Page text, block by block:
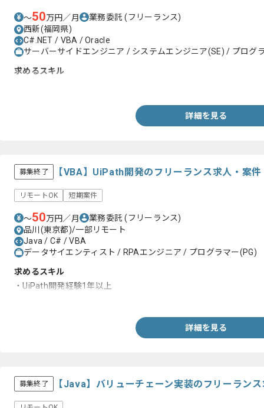
〜50万円／月 業務委託(フリーランス)
西新(福岡県)
C#.NET / VBA / Oracle
サーバーサイドエンジニア / システムエンジニア(SE) / プログ
求めるスキル
詳細を見る
募集終了 【VBA】UiPath開発のフリーランス求人・案件
リモートOK 短期案件
〜50万円／月 業務委託(フリーランス)
品川(東京都)/一部リモート
Java / C# / VBA
データサイエンティスト / RPAエンジニア / プログラマー(PG)
求めるスキル
・UiPath開発経験1年以上
詳細を見る
募集終了 【Java】バリューチェーン実装のフリーラン